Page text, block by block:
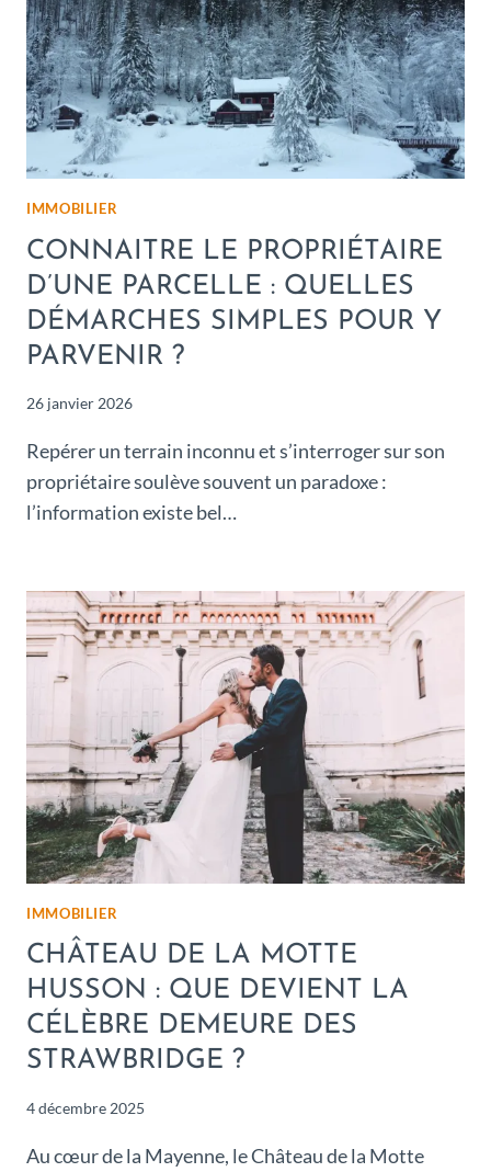
IMMOBILIER
CONNAITRE LE PROPRIÉTAIRE
D’UNE PARCELLE : QUELLES
DÉMARCHES SIMPLES POUR Y
PARVENIR ?
26 janvier 2026
Repérer un terrain inconnu et s’interroger sur son
propriétaire soulève souvent un paradoxe :
l’information existe bel…
IMMOBILIER
CHÂTEAU DE LA MOTTE
HUSSON : QUE DEVIENT LA
CÉLÈBRE DEMEURE DES
STRAWBRIDGE ?
4 décembre 2025
Au cœur de la Mayenne, le Château de la Motte